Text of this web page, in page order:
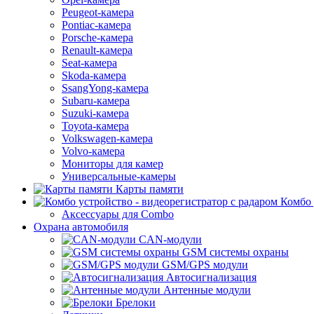
Peugeot-камера
Pontiac-камера
Porsche-камера
Renault-камера
Seat-камера
Skoda-камера
SsangYong-камера
Subaru-камера
Suzuki-камера
Toyota-камера
Volkswagen-камера
Volvo-камера
Мониторы для камер
Универсальные-камеры
Карты памяти
Комбо
Аксессуары для Combo
Охрана автомобиля
CAN-модули
GSM системы охраны
GSM/GPS модули
Автосигнализация
Антенные модули
Брелоки